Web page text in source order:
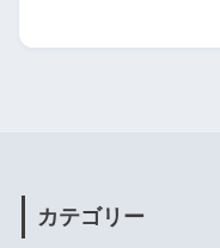
カテゴリー